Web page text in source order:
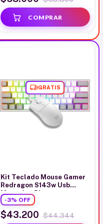
GRATIS
Kit Teclado Mouse Gamer
Redragon S143w Usb
Mecanico Blanco
-3% OFF
$43.200 $44.344